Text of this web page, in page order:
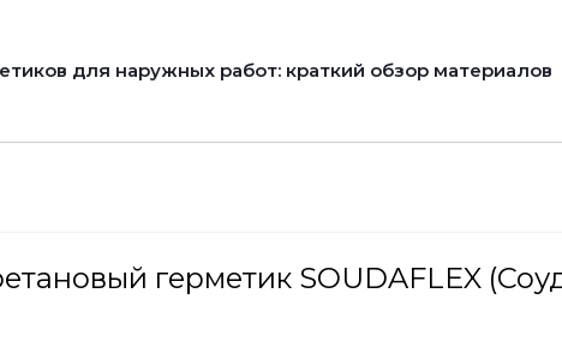
для наружных работ: краткий обзор материалов
герметик SOUDAFLEX